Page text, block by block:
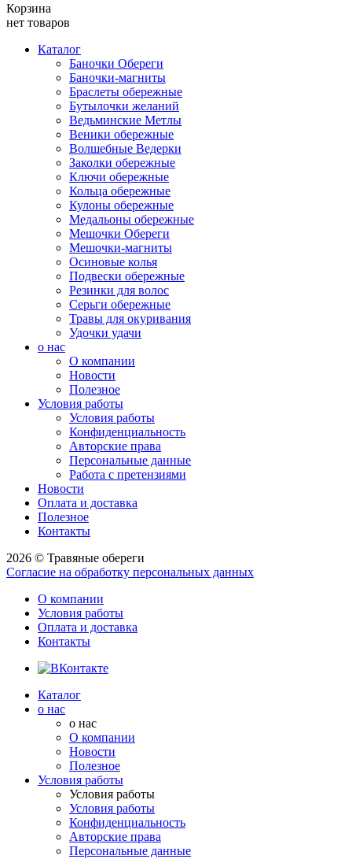
Корзина
нет товаров
Каталог
Баночки Обереги
Баночки-магниты
Браслеты обережные
Бутылочки желаний
Ведьминские Метлы
Веники обережные
Волшебные Ведерки
Заколки обережные
Ключи обережные
Кольца обережные
Кулоны обережные
Медальоны обережные
Мешочки Обереги
Мешочки-магниты
Осиновые колья
Подвески обережные
Резинки для волос
Серьги обережные
Травы для окуривания
Удочки удачи
о нас
О компании
Новости
Полезное
Условия работы
Условия работы
Конфиденциальность
Авторские права
Персональные данные
Работа с претензиями
Новости
Оплата и доставка
Полезное
Контакты
2026 © Травяные обереги
Согласие на обработку персональных данных
О компании
Условия работы
Оплата и доставка
Контакты
Каталог
о нас
о нас
О компании
Новости
Полезное
Условия работы
Условия работы
Условия работы
Конфиденциальность
Авторские права
Персональные данные